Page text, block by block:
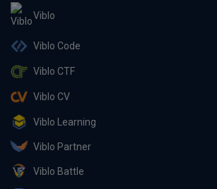
Viblo
Viblo Code
Viblo CTF
Viblo CV
Viblo Learning
Viblo Partner
Viblo Battle